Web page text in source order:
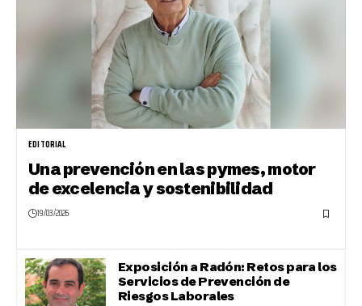
EDITORIAL
Una prevención en las pymes, motor
de excelencia y sostenibilidad
19/03/2026
Exposición a Radón: Retos para los
Servicios de Prevención de
Riesgos Laborales